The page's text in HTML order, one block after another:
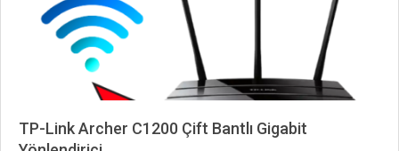
TP-Link Archer C1200 Çift Bantlı Gigabit